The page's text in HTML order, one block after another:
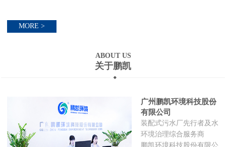
MORE >
ABOUT US
关于鹏凯
广州鹏凯环境科技股份
有限公司
装配式污水厂先行者及水
环境治理综合服务商
鹏凯环境科技股份有限公